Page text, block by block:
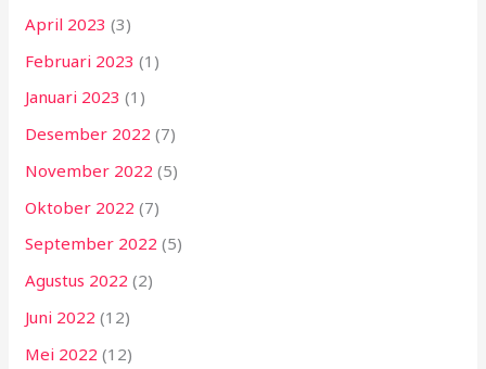
April 2023 (3)
Februari 2023 (1)
Januari 2023 (1)
Desember 2022 (7)
November 2022 (5)
Oktober 2022 (7)
September 2022 (5)
Agustus 2022 (2)
Juni 2022 (12)
Mei 2022 (12)